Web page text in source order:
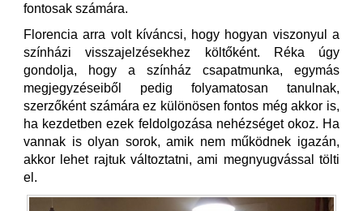
fontosak számára.
Florencia arra volt kíváncsi, hogy hogyan viszonyul a
színházi visszajelzésekhez költőként. Réka úgy
gondolja, hogy a színház csapatmunka, egymás
megjegyzéseiből pedig folyamatosan tanulnak,
szerzőként számára ez különösen fontos még akkor is,
ha kezdetben ezek feldolgozása nehézséget okoz. Ha
vannak is olyan sorok, amik nem működnek igazán,
akkor lehet rajtuk változtatni, ami megnyugvással tölti
el.